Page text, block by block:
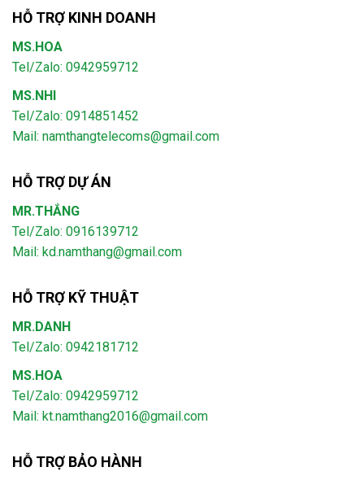
HỖ TRỢ KINH DOANH
MS.HOA
Tel/Zalo: 0942959712
MS.NHI
Tel/Zalo: 0914851452
Mail: namthangtelecoms@gmail.com
HỖ TRỢ DỰ ÁN
MR.THẮNG
Tel/Zalo: 0916139712
Mail: kd.namthang@gmail.com
HỖ TRỢ KỸ THUẬT
MR.DANH
Tel/Zalo: 0942181712
MS.HOA
Tel/Zalo: 0942959712
Mail: kt.namthang2016@gmail.com
HỖ TRỢ BẢO HÀNH